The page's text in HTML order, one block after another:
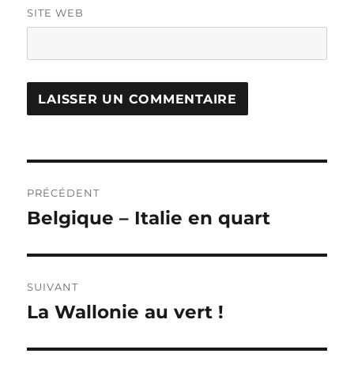
SITE WEB
de
PRÉCÉDENT
Publication
Belgique – Italie en quart
SUIVANT
Publication
La Wallonie au vert !